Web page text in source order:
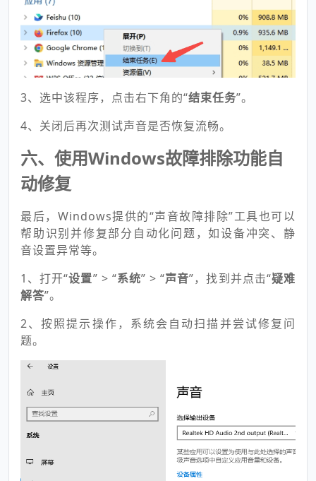
3、选中该程序，点击右下角的“结束任务”。
4、关闭后再次测试声音是否恢复流畅。
六、使用Windows故障排除功能自
动修复
最后，Windows提供的“声音故障排除”工具也可以
帮助识别并修复部分自动化问题，如设备冲突、静
音设置异常等。
1、打开“设置” > “系统” > “声音”，找到并点击“疑难
解答”。
2、按照提示操作，系统会自动扫描并尝试修复问
题。